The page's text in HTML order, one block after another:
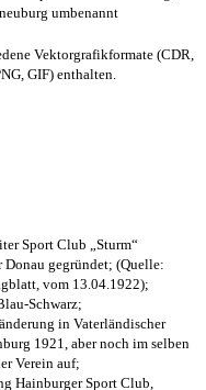
umbenannt
Vektorgrafikformate (CDR,
GIF) enthalten.
Sport Club „Sturm“
Donau gegründet; (Quelle:
vom 13.04.1922);
Schwarz;
in Vaterländischer
1921, aber noch im selben
Verein auf;
Hainburger Sport Club,